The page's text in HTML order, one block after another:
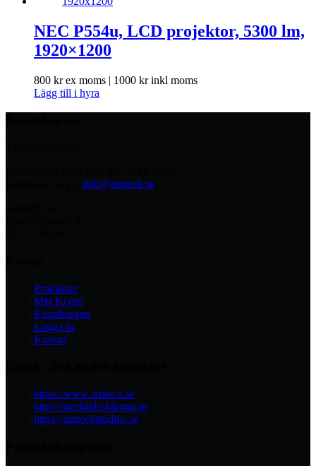
NEC P554u, LCD projektor, 5300 lm,
1920×1200
800 krex moms | 1000 krinkl moms
Lägg till i hyra
info@amtech.se
Produkter
Mitt Konto
Kundkorgen
Logga In
Kassan
https://www.amtech.se
https://storbildsskärmar.se
https://amtechstudios.se